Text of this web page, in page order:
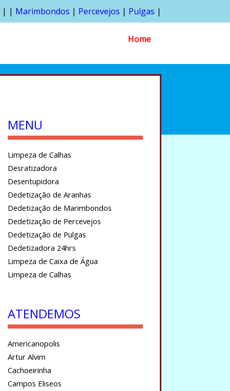
| | Marimbondos | Percevejos | Pulgas |
Home
MENU
Limpeza de Calhas
Desratizadora
Desentupidora
Dedetização de Aranhas
Dedetização de Marimbondos
Dedetização de Percevejos
Dedetização de Pulgas
Dedetizadora 24hrs
Limpeza de Caixa de Água
Limpeza de Calhas
ATENDEMOS
Americanopolis
Artur Alvim
Cachoeirinha
Campos Eliseos